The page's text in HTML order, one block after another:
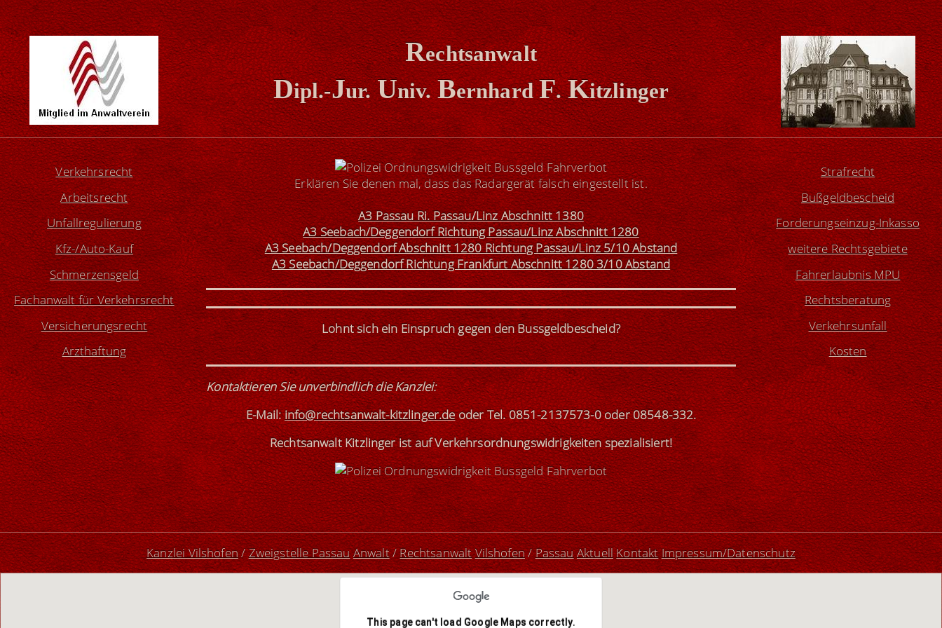
Rechtsanwalt
Dipl.-Jur.Univ.BernhardF.Kitzlinger
Verkehrsrecht
Arbeitsrecht
Unfallregulierung
Kfz-/Auto-Kauf
Schmerzensgeld
Fachanwalt für Verkehrsrecht
Versicherungsrecht
Arzthaftung
Erklären Sie denen mal, dass das Radargerät falsch eingestellt ist.
A3 Passau Ri. Passau/Linz Abschnitt 1380
A3 Seebach/Deggendorf Richtung Passau/Linz Abschnitt 1280
A3 Seebach/Deggendorf Abschnitt 1280 Richtung Passau/Linz 5/10 Abstand
A3 Seebach/Deggendorf Richtung Frankfurt Abschnitt 1280 3/10 Abstand
Lohnt sich ein Einspruch gegen den Bussgeldbescheid?
Kontaktieren Sie unverbindlich die Kanzlei:
E-Mail:info@rechtsanwalt-kitzlinger.deoderTel. 0851-2137573-0oder08548-332.
Rechtsanwalt Kitzlinger istauf Verkehrsordnungswidrigkeitenspezialisiert!
Strafrecht
Bußgeldbescheid
Forderungseinzug-Inkasso
weitere Rechtsgebiete
Fahrerlaubnis MPU
Rechtsberatung
Verkehrsunfall
Kosten
Kanzlei Vilshofen/Zweigstelle PassauAnwalt/RechtsanwaltVilshofen/PassauAktuellKontaktImpressum/Datenschutz
This page can't load Google Maps correctly.